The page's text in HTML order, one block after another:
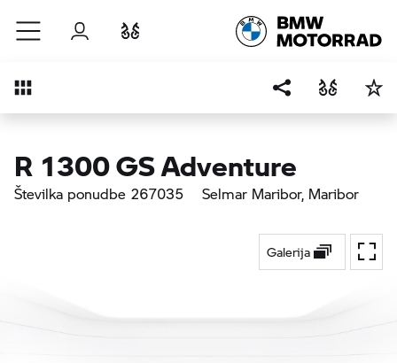
Preskoči na glavno vsebino
Prijava
Pregled
R 1300 GS Adventure
Številka ponudbe 267035 Selmar Maribor, Maribor
Galerija